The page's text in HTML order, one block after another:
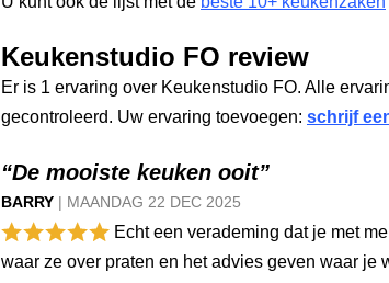
Keukenstudio FO review
Er is 1 ervaring over Keukenstudio FO. Alle
gecontroleerd. Uw ervaring toevoegen: schrijf
“De mooiste keuken ooit”
BARRY | MAANDAG 22 DEC 2025
Echt een verademing dat je met
waar ze over praten en het advies geven waar je